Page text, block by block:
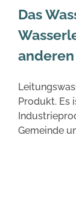
Das
Produkt. Es
Gemeinde